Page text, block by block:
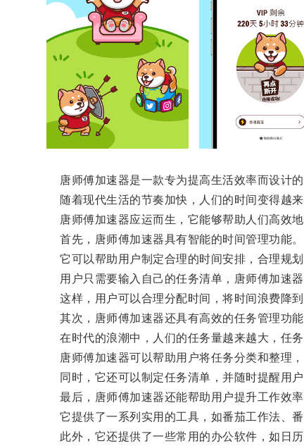
唐师傅加速器是一款专为提高生活效率而设计的
随着现代生活的节奏加快，人们的时间变得越来
唐师傅加速器应运而生，它能够帮助人们高效地
首先，唐师傅加速器具有智能的时间管理功能。
它可以帮助用户制定合理的时间安排，合理规划
用户只需要输入自己的任务清单，唐师傅加速器
这样，用户可以合理分配时间，将时间浪费降到
其次，唐师傅加速器还具有高效的任务管理功能
在时代的浪潮中，人们的任务量越来越大，任务
唐师傅加速器可以帮助用户将任务分类和整理，
同时，它还可以制定任务清单，并随时提醒用户
最后，唐师傅加速器还能帮助用户提升工作效率
它提供了一系列实用的工具，如番茄工作法、番
此外，它还提供了一些常用的办公软件，如日历